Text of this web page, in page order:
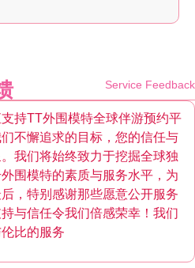
Service Feedback
持TT外围模特全球伴游预约平
不懈追求的目标，您的信任与
我们将始终致力于挖掘全球独
围模特的素质与服务水平，为
，特别感谢那些愿意公开服务
与信任令我们倍感荣幸！我们
比的服务